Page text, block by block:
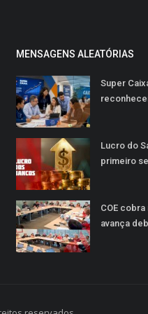
MENSAGENS ALEATÓRIAS
Super
Lucro do
primeiro
COE
avança